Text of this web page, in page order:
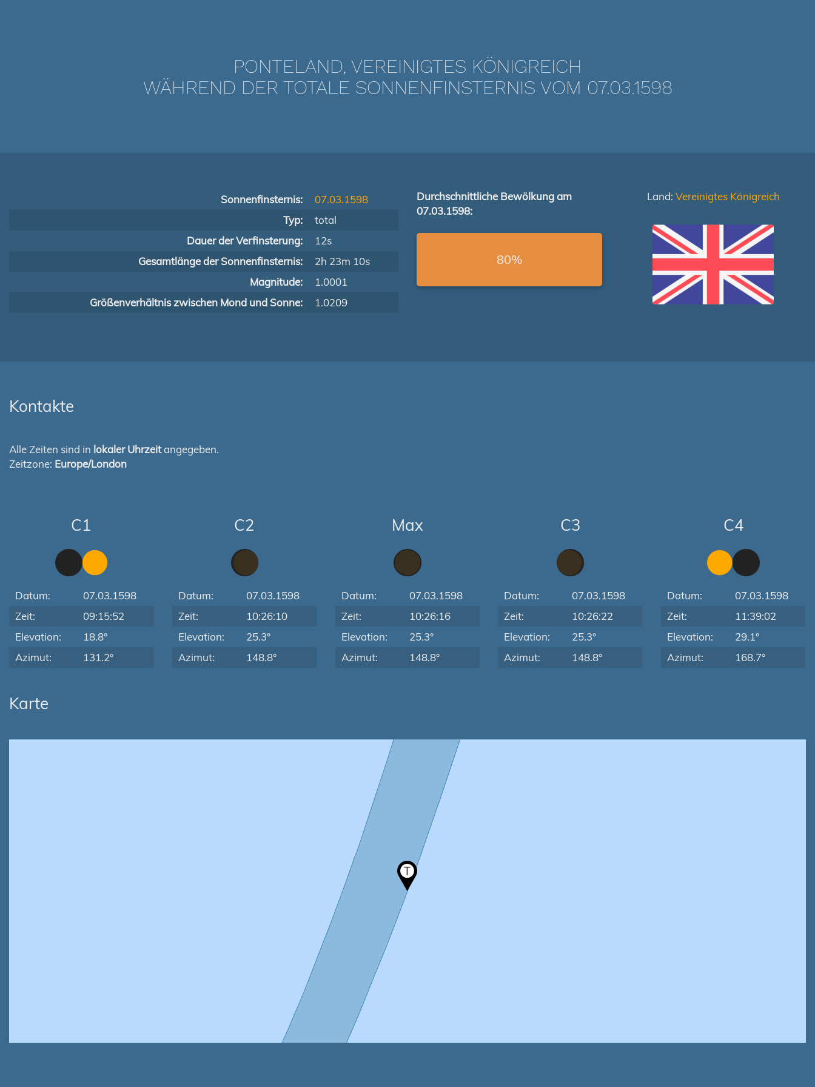
PONTELAND, VEREINIGTES KÖNIGREICH
WÄHREND DER TOTALE SONNENFINSTERNIS VOM 07.03.1598
Sonnenfinsternis:
07.03.1598
Typ:
total
Dauer der Verfinsterung:
12s
Gesamtlänge der Sonnenfinsternis:
2h 23m 10s
Magnitude:
1.0001
Größenverhältnis zwischen Mond und Sonne:
1.0209
Durchschnittliche Bewölkung am
07.03.1598:
80%
Land: Vereinigtes Königreich
Kontakte
Alle Zeiten sind in lokaler Uhrzeitangegeben.
Zeitzone: Europe/London
C1
Datum:
07.03.1598
Zeit:
09:15:52
Elevation:
18.8°
Azimut:
131.2°
C2
Datum:
07.03.1598
Zeit:
10:26:10
Elevation:
25.3°
Azimut:
148.8°
Max
Datum:
07.03.1598
Zeit:
10:26:16
Elevation:
25.3°
Azimut:
148.8°
C3
Datum:
07.03.1598
Zeit:
10:26:22
Elevation:
25.3°
Azimut:
148.8°
C4
Datum:
07.03.1598
Zeit:
11:39:02
Elevation:
29.1°
Azimut:
168.7°
Karte